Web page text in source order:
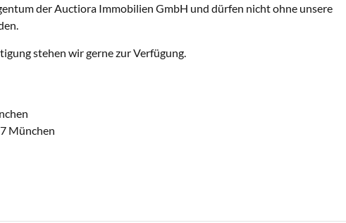
der Auctiora Immobilien GmbH und dürfen nicht ohne unsere
stehen wir gerne zur Verfügung.
München